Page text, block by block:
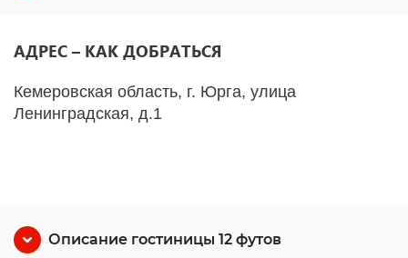
АДРЕС – КАК ДОБРАТЬСЯ
Кемеровская область, г. Юрга, улица
Ленинградская, д.1
Описание гостиницы 12 футов